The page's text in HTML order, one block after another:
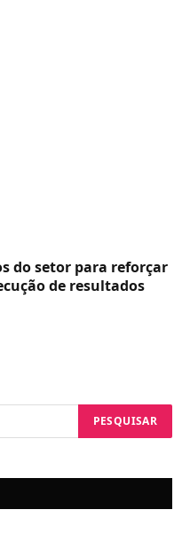
do setor para reforçar
de resultados